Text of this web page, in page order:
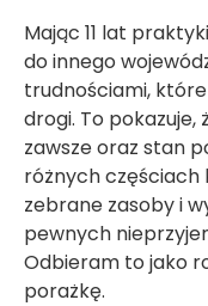
Mając 11 lat
do innego
trudnościami,
drogi. To pokazuje,
zawsze oraz stan
różnych częściach
zebrane zasoby i
pewnych
Odbieram to jako
porażkę.